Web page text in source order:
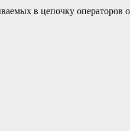
в цепочку операторов